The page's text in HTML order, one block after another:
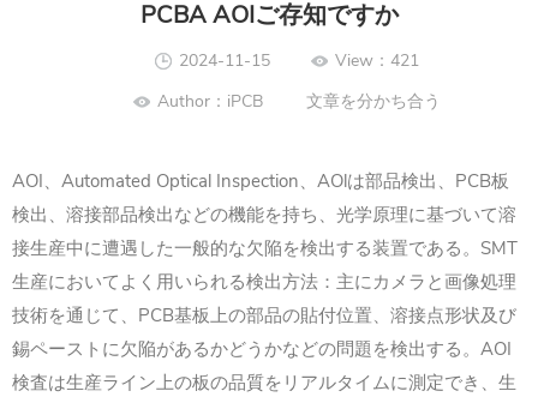
PCBA AOIご存知ですか
2024-11-15
View：421
Author：iPCB 文章を分かち合う
AOI、Automated Optical Inspection、AOlは部品検出、PCB板
検出、溶接部品検出などの機能を持ち、光学原理に基づいて溶
接生産中に遭遇した一般的な欠陥を検出する装置である。SMT
生産においてよく用いられる検出方法：主にカメラと画像処理
技術を通じて、PCB基板上の部品の貼付位置、溶接点形状及び
錫ペーストに欠陥があるかどうかなどの問題を検出する。AOI
検査は生産ライン上の板の品質をリアルタイムに測定でき、生